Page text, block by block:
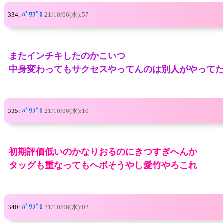
334: ﾊﾟﾜﾌﾟﾛ 21/10/06(水):57
またインチキしたのかこいつ
中身変わってもサクセスやってんのは別人がやって
335: ﾊﾟﾜﾌﾟﾛ 21/10/06(水):10
初期評価低いのかなりおるのにきつすぎへんか
タッグも重なってもヘボそうやし愛竹やろこれ
340: ﾊﾟﾜﾌﾟﾛ 21/10/06(水):02